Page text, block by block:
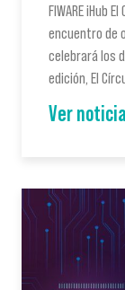
FIWARE iHub
encuentro de
celebrará los
edición, El
Ver noticia